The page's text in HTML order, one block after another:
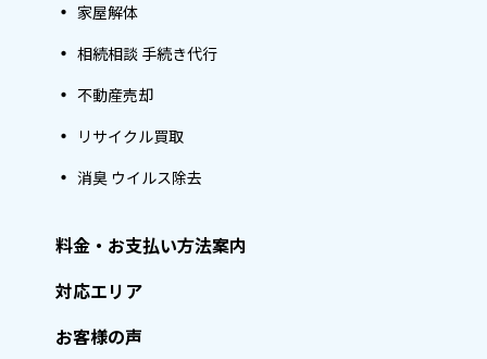
家屋解体
相続相談 手続き代行
不動産売却
リサイクル買取
消臭 ウイルス除去
料金・お支払い方法案内
対応エリア
お客様の声